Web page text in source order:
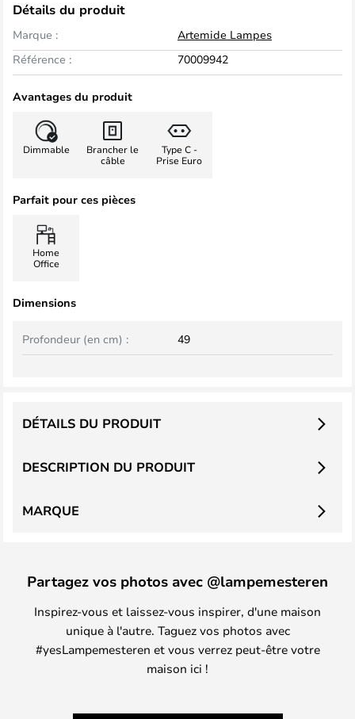
Détails du produit
Marque :
Artemide Lampes
Référence :
70009942
Avantages du produit
Dimmable
Brancher le
câble
Type C -
Prise Euro
Parfait pour ces pièces
Home
Office
Dimensions
Profondeur (en cm) : 49
DESCRIPTION DU PRODUIT
DÉTAILS DU PRODUIT
MARQUE
Partagez vos photos avec @lampemesteren
Inspirez-vous et laissez-vous inspirer, d'une maison
unique à l'autre. Taguez vos photos avec
#yesLampemesteren et vous verrez peut-être votre
maison ici !